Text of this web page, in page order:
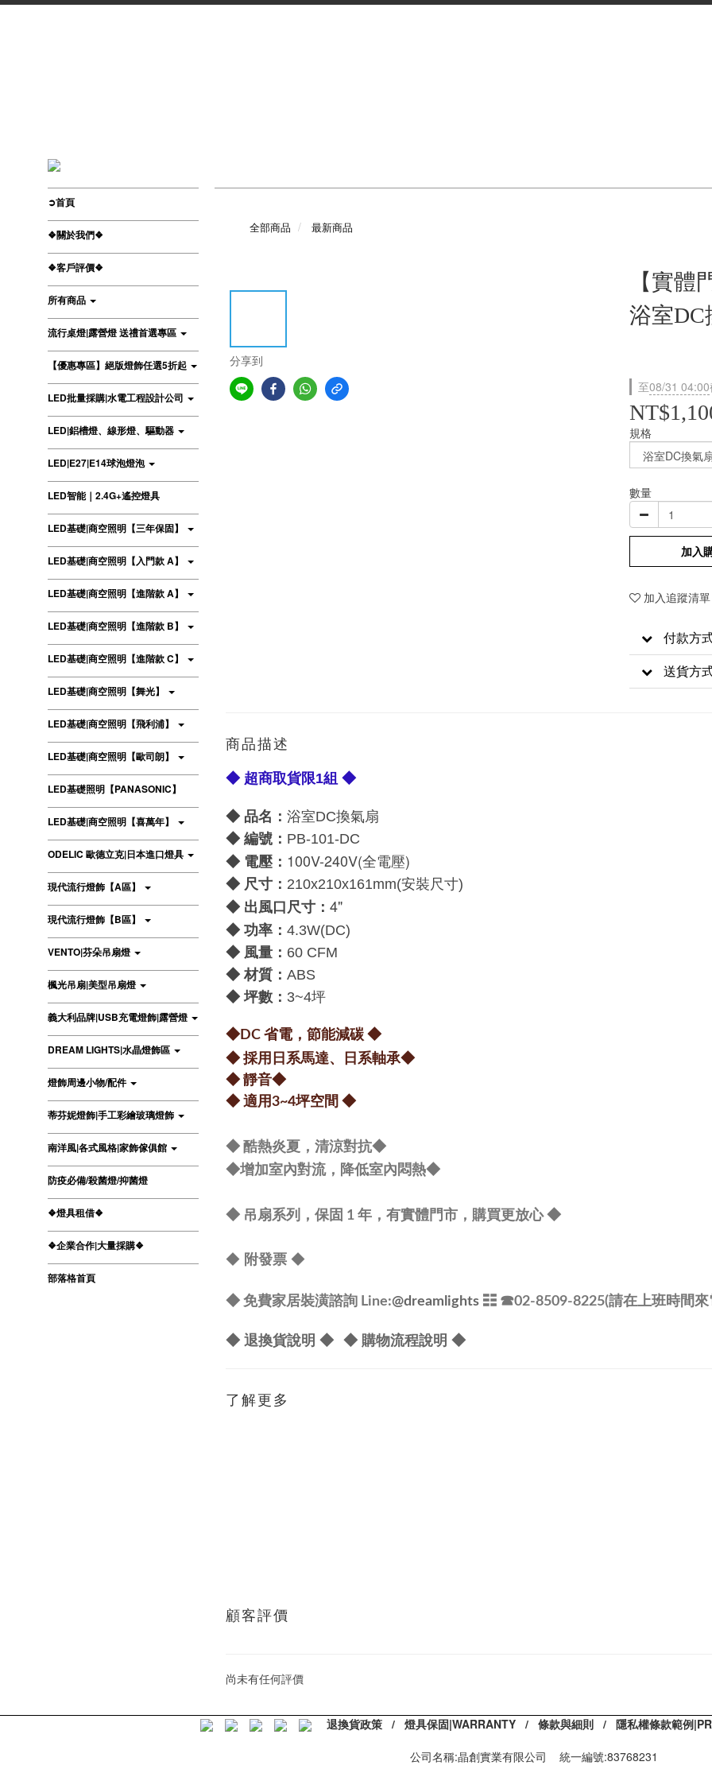
➲首頁
❖關於我們❖
❖客戶評價❖
所有商品
流行桌燈|露營燈 送禮首選專區
【優惠專區】絕版燈飾任選5折起
LED批量採購|水電工程設計公司
LED|鋁槽燈、線形燈、驅動器
LED|E27|E14球泡燈泡
LED智能｜2.4G+遙控燈具
LED基礎|商空照明【三年保固】
LED基礎|商空照明【入門款 A】
LED基礎|商空照明【進階款 A】
LED基礎|商空照明【進階款 B】
LED基礎|商空照明【進階款 C】
LED基礎|商空照明【舞光】
LED基礎|商空照明【飛利浦】
LED基礎|商空照明【歐司朗】
LED基礎照明【PANASONIC】
LED基礎|商空照明【喜萬年】
ODELIC 歐德立克|日本進口燈具
現代流行燈飾【A區】
現代流行燈飾【B區】
VENTO|芬朵吊扇燈
楓光吊扇|美型吊扇燈
義大利品牌|USB充電燈飾|露營燈
DREAM LIGHTS|水晶燈飾區
燈飾周邊小物/配件
蒂芬妮燈飾|手工彩繪玻璃燈飾
南洋風|各式風格|家飾傢俱館
防疫必備/殺菌燈/抑菌燈
❖燈具租借❖
❖企業合作|大量採購❖
部落格首頁
全部商品 最新商品
分享到
【實體
浴室DC
至08/31 04:00
規格
數量
加入
加入追蹤清單
付款方
送貨方
商品描述
◆ 超商取貨限1組 ◆
◆ 品名： 浴室DC換氣扇
◆ 編號： PB-101-DC
◆ 電壓： 100V-240V(全電壓)
◆ 尺寸： 210x210x161mm(安裝尺寸)
◆ 出風口 尺寸： 4"
◆ 功率： 4.3W(DC)
◆ 風量 ： 60 CFM
◆ 材質： ABS
◆ 坪數： 3~4坪
◆DC 省電，節能減碳 ◆
◆ 採用日系馬達、日系軸承◆
◆ 靜音◆
◆ 適用3~4坪空間 ◆
◆ 酷熱炎夏，清涼對抗◆
◆增加室內對流，降低室內悶熱◆
◆ 吊扇系列，保固 1 年，有實體門市，購買更放心◆
◆ 附發票◆
◆ 免費家居裝潢諮詢 Line:@dreamlights ☷ ☎02-8509-8225(請在上班時間
◆ 退換貨說明 ◆ ◆ 購物流程說明 ◆
了解更多
顧客評價
尚未有任何評價
退換貨政策/ 燈具保固|WARRANTY/ 條款與細則/ 隱私權條款範例
公司名稱:晶創實業有限公司 統一編號:83768231